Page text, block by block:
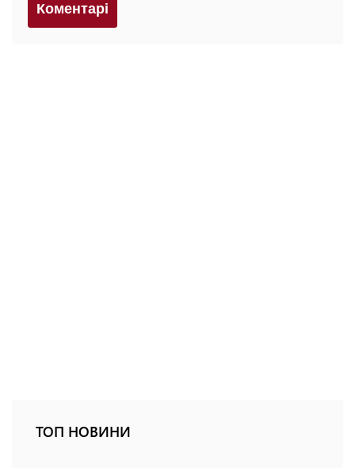
Коментарi
ТОП НОВИНИ